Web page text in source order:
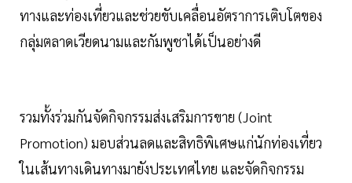
ทางและท่องเที่ยวและช่วยขับเคลื่อนอัตราการเติบโตของ
กลุ่มตลาดเวียดนามและกัมพูชาได้เป็นอย่างดี
รวมทั้งร่วมกันจัดกิจกรรมส่งเสริมการขาย (Joint
Promotion) มอบส่วนลดและสิทธิพิเศษแก่นักท่องเที่ยว
ในเส้นทางเดินทางมายังประเทศไทย และจัดกิจกรรม